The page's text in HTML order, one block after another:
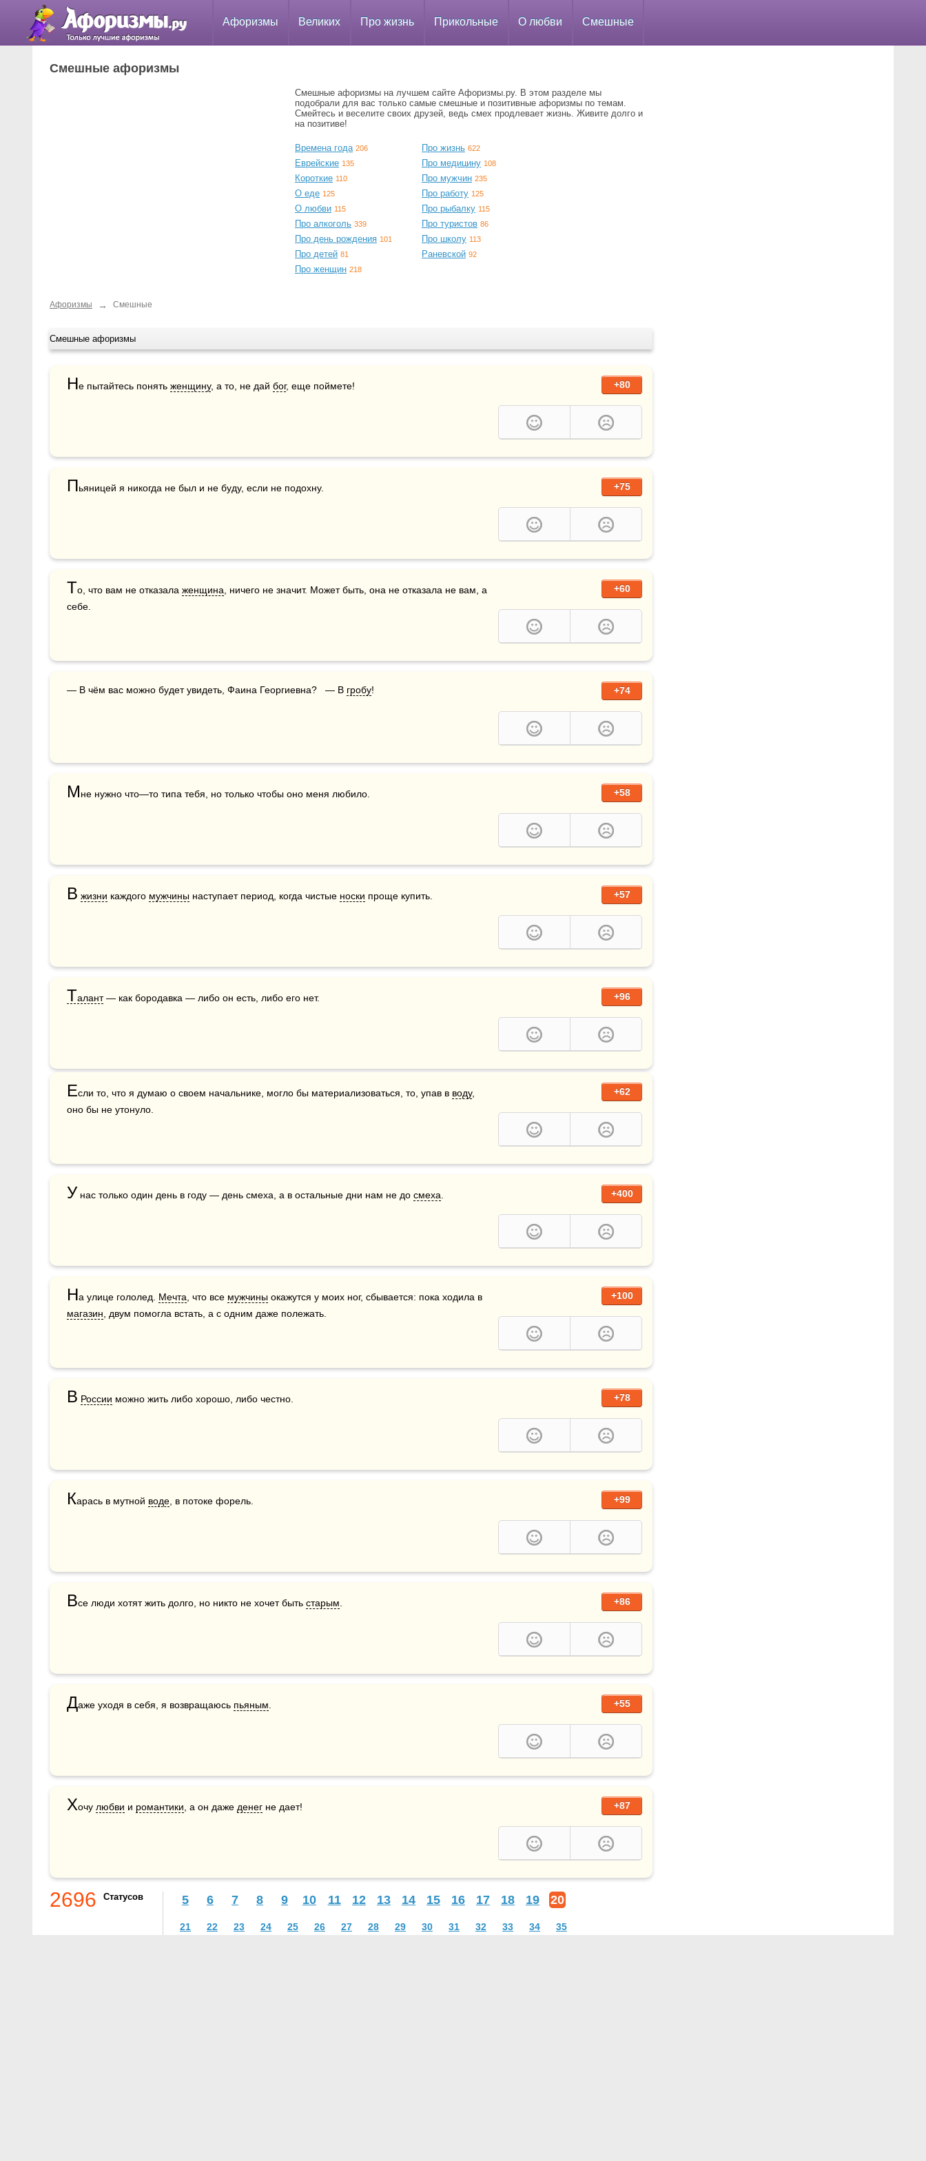
Афоризмы Великих Про жизнь Прикольные О любви Смешные
Смешные афоризмы
Смешные афоризмы на лучшем сайте Афоризмы.ру. В этом разделе мы
подобрали для вас только самые смешные и позитивные афоризмы по темам.
Смейтесь и веселите своих друзей, ведь смех продлевает жизнь. Живите долго и
на позитиве!
Времена года 206
Еврейские 135
Короткие 110
О еде 125
О любви 115
Про алкоголь 339
Про день рождения 101
Про детей 81
Про женщин 218
Про жизнь 622
Про медицину 108
Про мужчин 235
Про работу 125
Про рыбалку 115
Про туристов 86
Про школу 113
Раневской 92
Афоризмы → Смешные
Смешные афоризмы
+80
Не пытайтесь понять женщину, а то, не дай бог, еще поймете!
+75
Пьяницей я никогда не был и не буду, если не подохну.
+60
То, что вам не отказала женщина , ничего не значит. Может быть, она не отказала не вам, а
себе.
+74
— В чём вас можно будет увидеть, Фаина Георгиевна?   — В гробу!
+58
Мне нужно что—то типа тебя, но только чтобы оно меня любило.
+57
В жизни каждого мужчины наступает период, когда чистые носки проще купить.
+96
Талант — как бородавка — либо он есть, либо его нет.
+62
Если то, что я думаю о своем начальнике, могло бы материализоваться, то, упав в воду,
оно бы не утонуло.
+400
У нас только один день в году — день смеха, а в остальные дни нам не до смеха
+100
На улице гололед. Мечта , что все мужчины
магазин , двум помогла встать, а с одним даже полежать.
+78
В России можно жить либо хорошо, либо честно.
+99
Карась в мутной воде , в потоке форель.
+86
Все люди хотят жить долго, но никто не хочет быть старым
+55
Даже уходя в себя, я возвращаюсь пьяным
+87
Хочу любви и романтики , а он даже денег не дает!
2696 Статусов 5 6 7 8 9 10 11 12 13 14 15 16 17 18 19 20
21 22 23 24 25 26 27 28 29 30 31 32 33 34 35